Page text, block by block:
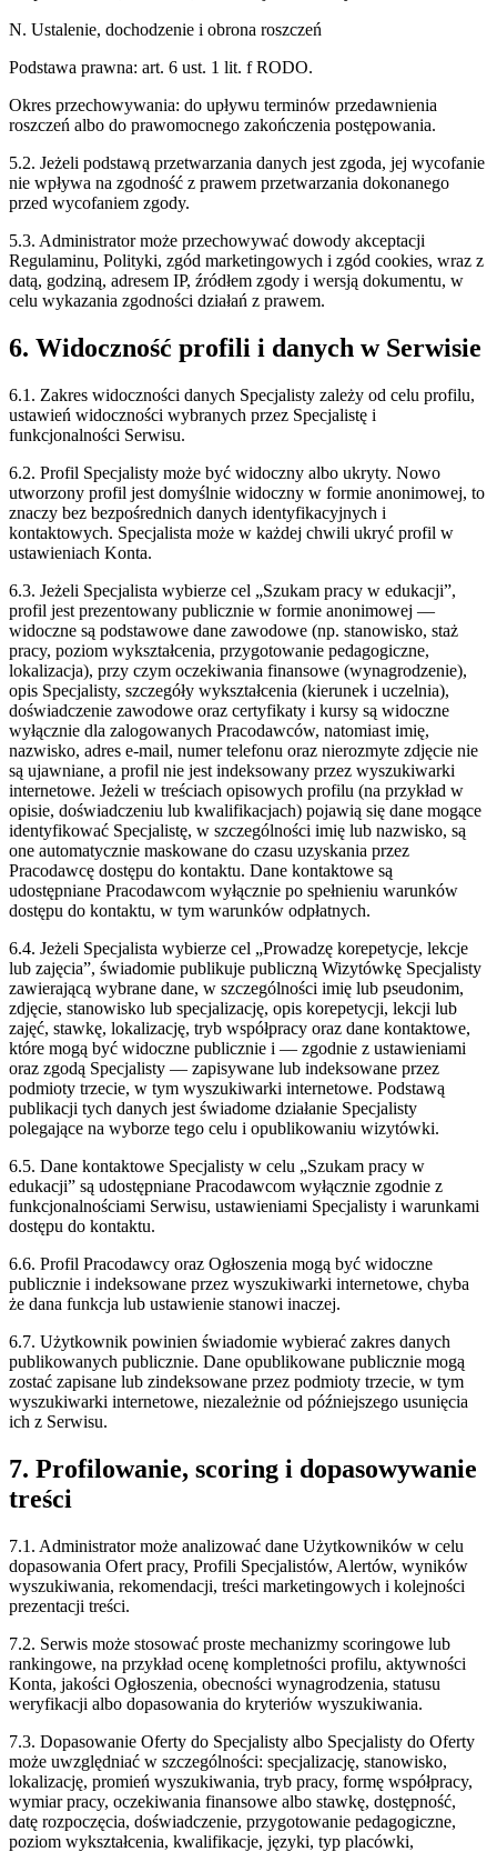
N. Ustalenie, dochodzenie i obrona roszczeń
Podstawa prawna: art. 6 ust. 1 lit. f RODO.
Okres przechowywania: do upływu terminów przedawnienia
roszczeń albo do prawomocnego zakończenia postępowania.
5.2. Jeżeli podstawą przetwarzania danych jest zgoda, jej wycofanie
nie wpływa na zgodność z prawem przetwarzania dokonanego
przed wycofaniem zgody.
5.3. Administrator może przechowywać dowody akceptacji
Regulaminu, Polityki, zgód marketingowych i zgód cookies, wraz z
datą, godziną, adresem IP, źródłem zgody i wersją dokumentu, w
celu wykazania zgodności działań z prawem.
6. Widoczność profili i danych w Serwisie
6.1. Zakres widoczności danych Specjalisty zależy od celu profilu,
ustawień widoczności wybranych przez Specjalistę i
funkcjonalności Serwisu.
6.2. Profil Specjalisty może być widoczny albo ukryty. Nowo
utworzony profil jest domyślnie widoczny w formie anonimowej, to
znaczy bez bezpośrednich danych identyfikacyjnych i
kontaktowych. Specjalista może w każdej chwili ukryć profil w
ustawieniach Konta.
6.3. Jeżeli Specjalista wybierze cel „Szukam pracy w edukacji”,
profil jest prezentowany publicznie w formie anonimowej —
widoczne są podstawowe dane zawodowe (np. stanowisko, staż
pracy, poziom wykształcenia, przygotowanie pedagogiczne,
lokalizacja), przy czym oczekiwania finansowe (wynagrodzenie),
opis Specjalisty, szczegóły wykształcenia (kierunek i uczelnia),
doświadczenie zawodowe oraz certyfikaty i kursy są widoczne
wyłącznie dla zalogowanych Pracodawców, natomiast imię,
nazwisko, adres e-mail, numer telefonu oraz nierozmyte zdjęcie nie
są ujawniane, a profil nie jest indeksowany przez wyszukiwarki
internetowe. Jeżeli w treściach opisowych profilu (na przykład w
opisie, doświadczeniu lub kwalifikacjach) pojawią się dane mogące
identyfikować Specjalistę, w szczególności imię lub nazwisko, są
one automatycznie maskowane do czasu uzyskania przez
Pracodawcę dostępu do kontaktu. Dane kontaktowe są
udostępniane Pracodawcom wyłącznie po spełnieniu warunków
dostępu do kontaktu, w tym warunków odpłatnych.
6.4. Jeżeli Specjalista wybierze cel „Prowadzę korepetycje, lekcje
lub zajęcia”, świadomie publikuje publiczną Wizytówkę Specjalisty
zawierającą wybrane dane, w szczególności imię lub pseudonim,
zdjęcie, stanowisko lub specjalizację, opis korepetycji, lekcji lub
zajęć, stawkę, lokalizację, tryb współpracy oraz dane kontaktowe,
które mogą być widoczne publicznie i — zgodnie z ustawieniami
oraz zgodą Specjalisty — zapisywane lub indeksowane przez
podmioty trzecie, w tym wyszukiwarki internetowe. Podstawą
publikacji tych danych jest świadome działanie Specjalisty
polegające na wyborze tego celu i opublikowaniu wizytówki.
6.5. Dane kontaktowe Specjalisty w celu „Szukam pracy w
edukacji” są udostępniane Pracodawcom wyłącznie zgodnie z
funkcjonalnościami Serwisu, ustawieniami Specjalisty i warunkami
dostępu do kontaktu.
6.6. Profil Pracodawcy oraz Ogłoszenia mogą być widoczne
publicznie i indeksowane przez wyszukiwarki internetowe, chyba
że dana funkcja lub ustawienie stanowi inaczej.
6.7. Użytkownik powinien świadomie wybierać zakres danych
publikowanych publicznie. Dane opublikowane publicznie mogą
zostać zapisane lub zindeksowane przez podmioty trzecie, w tym
wyszukiwarki internetowe, niezależnie od późniejszego usunięcia
ich z Serwisu.
7. Profilowanie, scoring i dopasowywanie
treści
7.1. Administrator może analizować dane Użytkowników w celu
dopasowania Ofert pracy, Profili Specjalistów, Alertów, wyników
wyszukiwania, rekomendacji, treści marketingowych i kolejności
prezentacji treści.
7.2. Serwis może stosować proste mechanizmy scoringowe lub
rankingowe, na przykład ocenę kompletności profilu, aktywności
Konta, jakości Ogłoszenia, obecności wynagrodzenia, statusu
weryfikacji albo dopasowania do kryteriów wyszukiwania.
7.3. Dopasowanie Oferty do Specjalisty albo Specjalisty do Oferty
może uwzględniać w szczególności: specjalizację, stanowisko,
lokalizację, promień wyszukiwania, tryb pracy, formę współpracy,
wymiar pracy, oczekiwania finansowe albo stawkę, dostępność,
datę rozpoczęcia, doświadczenie, przygotowanie pedagogiczne,
poziom wykształcenia, kwalifikacje, języki, typ placówki,